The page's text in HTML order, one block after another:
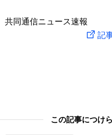
社会
旅と暮らし
暮らし
共同通信ニュース速報
記
この記事につけ